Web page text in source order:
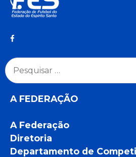
Pesquisar
por:
A FEDERAÇÃO
A Federação
Diretoria
Departamento de